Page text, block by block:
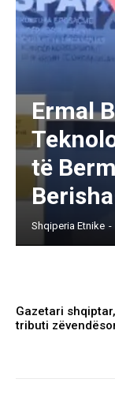
Ermal
të
Shqiperia Etnike -
Gazetari
tributi